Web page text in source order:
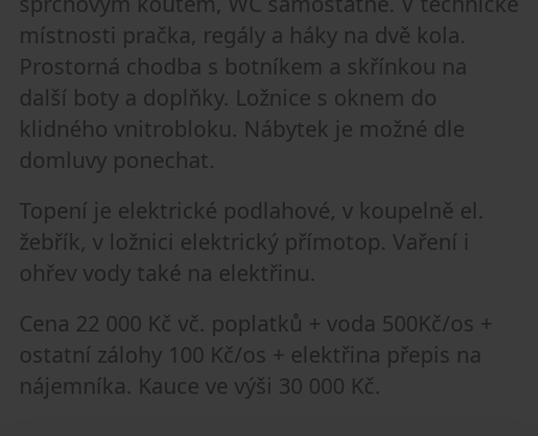
místnosti pračka, regály a háky na dvě kola.
Prostorná chodba s botníkem a skřínkou na
další boty a doplňky. Ložnice s oknem do
klidného vnitrobloku. Nábytek je možné dle
domluvy ponechat.
Topení je elektrické podlahové, v koupelně el.
žebřík, v ložnici elektrický přímotop. Vaření i
ohřev vody také na elektřinu.
Cena 22 000 Kč vč. poplatků + voda 500Kč/os +
ostatní zálohy 100 Kč/os + elektřina přepis na
nájemníka. Kauce ve výši 30 000 Kč.